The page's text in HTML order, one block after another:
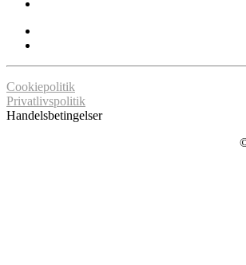
Cookiepolitik
Privatlivspolitik
Handelsbetingelser